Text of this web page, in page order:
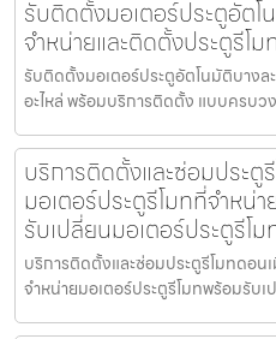
รับติดตั้งมอเตอร์ประตูอัตโ
จำหน่ายและติดตั้งประตูรีโ
รับติดตั้งมอเตอร์ประตูอัตโนมัติบางล
อะไหล่ พร้อมบริการติดตั้ง แบบครบว
บริการติดตั้งและซ่อมประตู
มอเตอร์ประตูรีโมทที่จำหน่
รับเปลี่ยนมอเตอร์ประตูรีโ
บริการติดตั้งและซ่อมประตูรีโมทดอน
จำหน่ายมอเตอร์ประตูรีโมทพร้อมรับเ